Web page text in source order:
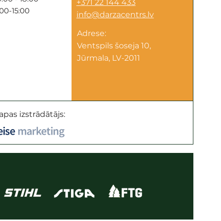
15:00
+371 22 144 433
info@darzacentrs.lv
Adrese:
Ventspils šoseja 10,
Jūrmala, LV-2011
izstrādātājs: